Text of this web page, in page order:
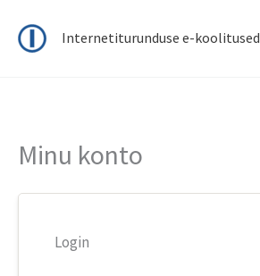
Internetiturunduse e-koolitused
Minu konto
Login